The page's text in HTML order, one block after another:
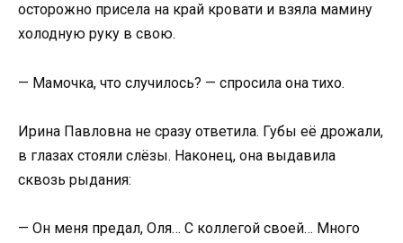
осторожно присела на край кровати и взяла мамину
холодную руку в свою.
— Мамочка, что случилось? — спросила она тихо.
Ирина Павловна не сразу ответила. Губы её дрожали,
в глазах стояли слёзы. Наконец, она выдавила
сквозь рыдания:
— Он меня предал, Оля… С коллегой своей… Много